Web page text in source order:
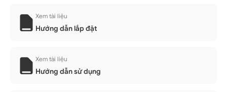
Xem tài liệu
Hướng dẫn lắp đặt
Xem tài liệu
Hướng dẫn sử dụng